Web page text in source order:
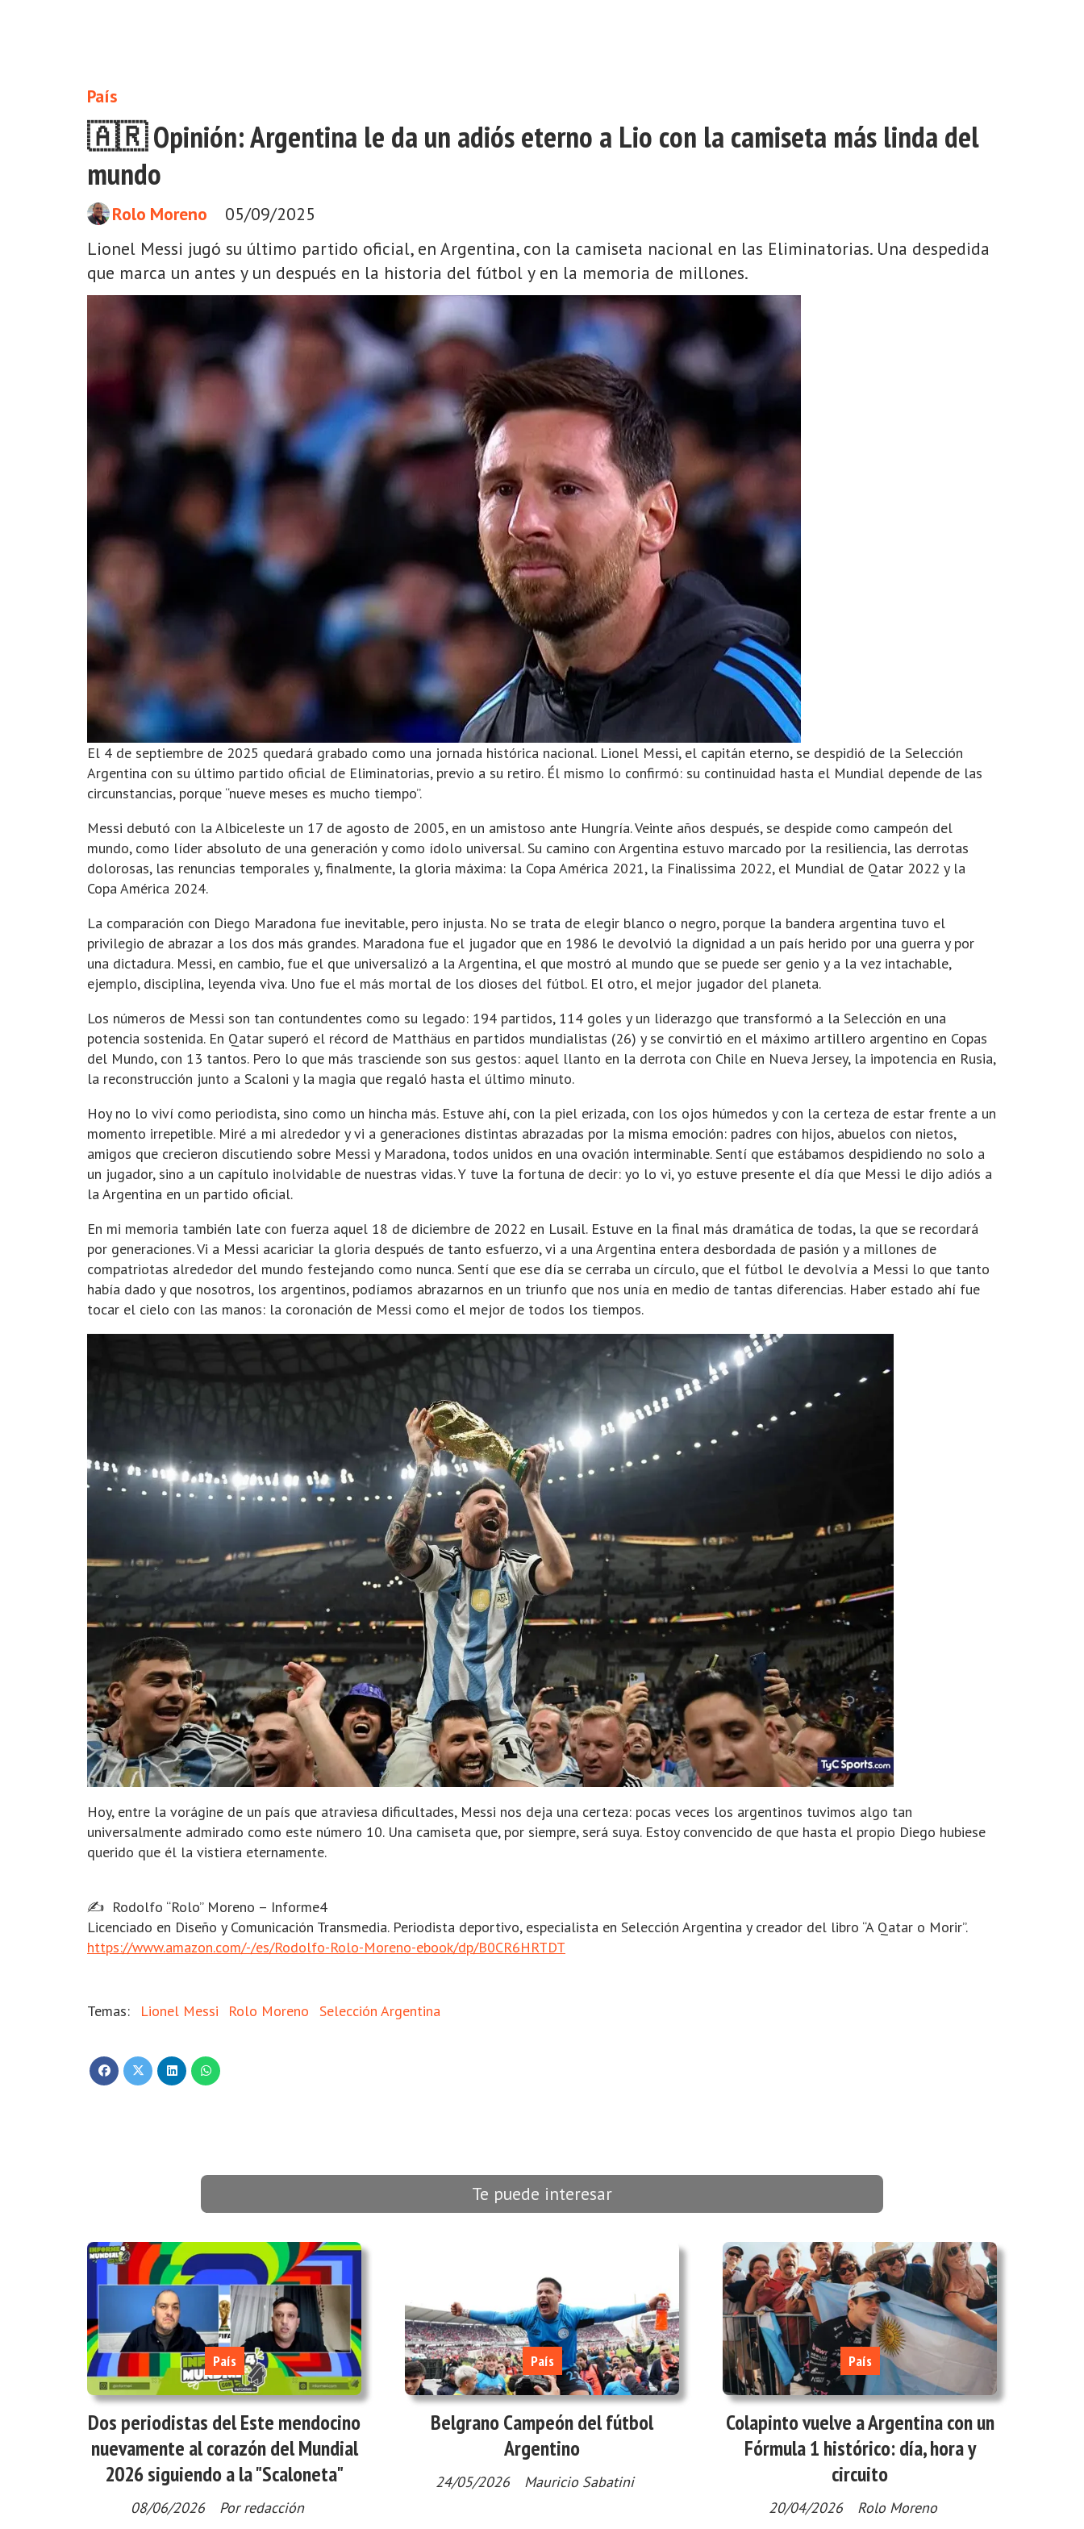
🇦🇷 Opinión: Argentina le da un adiós eterno a Lio con la camiseta más linda del
mundo
Lionel Messi jugó su último partido oficial, en Argentina, con la camiseta nacional en las Eliminatorias. Una despedida
que marca un antes y un después en la historia del fútbol y en la memoria de millones.
País
05/09/2025
Rolo Moreno
El 4 de septiembre de 2025 quedará grabado como una jornada histórica nacional. Lionel Messi, el capitán eterno, se despidió de la Selección
Argentina con su último partido oficial de Eliminatorias, previo a su retiro. Él mismo lo confirmó: su continuidad hasta el Mundial depende de las
circunstancias, porque “nueve meses es mucho tiempo”.
Messi debutó con la Albiceleste un 17 de agosto de 2005, en un amistoso ante Hungría. Veinte años después, se despide como campeón del
mundo, como líder absoluto de una generación y como ídolo universal. Su camino con Argentina estuvo marcado por la resiliencia, las derrotas
dolorosas, las renuncias temporales y, finalmente, la gloria máxima: la Copa América 2021, la Finalissima 2022, el Mundial de Qatar 2022 y la
Copa América 2024.
La comparación con Diego Maradona fue inevitable, pero injusta. No se trata de elegir blanco o negro, porque la bandera argentina tuvo el
privilegio de abrazar a los dos más grandes. Maradona fue el jugador que en 1986 le devolvió la dignidad a un país herido por una guerra y por
una dictadura. Messi, en cambio, fue el que universalizó a la Argentina, el que mostró al mundo que se puede ser genio y a la vez intachable,
ejemplo, disciplina, leyenda viva. Uno fue el más mortal de los dioses del fútbol. El otro, el mejor jugador del planeta.
Los números de Messi son tan contundentes como su legado: 194 partidos, 114 goles y un liderazgo que transformó a la Selección en una
potencia sostenida. En Qatar superó el récord de Matthäus en partidos mundialistas (26) y se convirtió en el máximo artillero argentino en Copas
del Mundo, con 13 tantos. Pero lo que más trasciende son sus gestos: aquel llanto en la derrota con Chile en Nueva Jersey, la impotencia en Rusia,
la reconstrucción junto a Scaloni y la magia que regaló hasta el último minuto.
Hoy no lo viví como periodista, sino como un hincha más. Estuve ahí, con la piel erizada, con los ojos húmedos y con la certeza de estar frente a un
momento irrepetible. Miré a mi alrededor y vi a generaciones distintas abrazadas por la misma emoción: padres con hijos, abuelos con nietos,
amigos que crecieron discutiendo sobre Messi y Maradona, todos unidos en una ovación interminable. Sentí que estábamos despidiendo no solo a
un jugador, sino a un capítulo inolvidable de nuestras vidas. Y tuve la fortuna de decir: yo lo vi, yo estuve presente el día que Messi le dijo adiós a
la Argentina en un partido oficial.
En mi memoria también late con fuerza aquel 18 de diciembre de 2022 en Lusail. Estuve en la final más dramática de todas, la que se recordará
por generaciones. Vi a Messi acariciar la gloria después de tanto esfuerzo, vi a una Argentina entera desbordada de pasión y a millones de
compatriotas alrededor del mundo festejando como nunca. Sentí que ese día se cerraba un círculo, que el fútbol le devolvía a Messi lo que tanto
había dado y que nosotros, los argentinos, podíamos abrazarnos en un triunfo que nos unía en medio de tantas diferencias. Haber estado ahí fue
tocar el cielo con las manos: la coronación de Messi como el mejor de todos los tiempos.
Hoy, entre la vorágine de un país que atraviesa dificultades, Messi nos deja una certeza: pocas veces los argentinos tuvimos algo tan
universalmente admirado como este número 10. Una camiseta que, por siempre, será suya. Estoy convencido de que hasta el propio Diego hubiese
querido que él la vistiera eternamente.
✍️ Rodolfo “Rolo” Moreno – Informe4
Licenciado en Diseño y Comunicación Transmedia. Periodista deportivo, especialista en Selección Argentina y creador del libro “A Qatar o Morir”.
https://www.amazon.com/-/es/Rodolfo-Rolo-Moreno-ebook/dp/B0CR6HRTDT
Lionel Messi Rolo Moreno Selección Argentina
Te puede interesar
Dos periodistas del Este mendocino
nuevamente al corazón del Mundial
2026 siguiendo a la "Scaloneta"
Por redacción
País
08/06/2026
Belgrano Campeón del fútbol
Argentino
Mauricio Sabatini
País
24/05/2026
Colapinto vuelve a Argentina con un
Fórmula 1 histórico: día, hora y
circuito
Rolo Moreno
País
20/04/2026